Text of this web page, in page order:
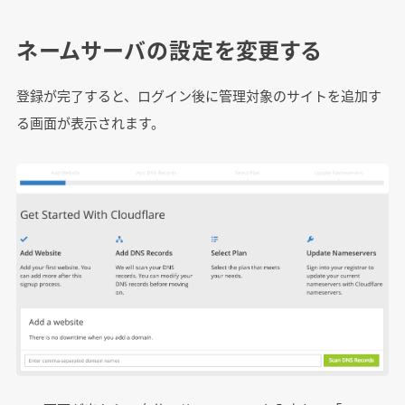
ネームサーバの設定を変更する
登録が完了すると、ログイン後に管理対象のサイトを追加す
る画面が表示されます。